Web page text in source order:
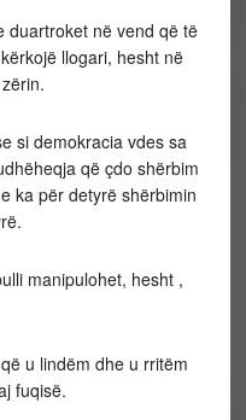
duartroket në vend që të
llogari, hesht në
si demokracia vdes sa
që çdo shërbim
ka për detyrë shërbimin
manipulohet, hesht ,
u lindëm dhe u rritëm
fuqisë.